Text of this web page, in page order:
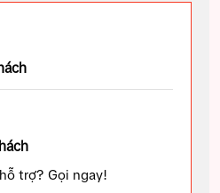
trợ? Gọi ngay!